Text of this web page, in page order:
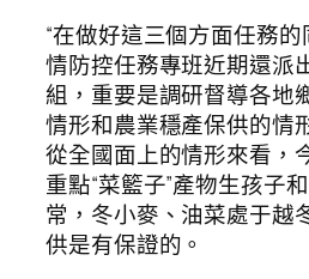
“在做好這三個方面任務
情防控任務專班近期還派
組，重要是調研督導各地
情形和農業穩產保供的情
從全國面上的情形來看，
重點“菜籃子”產物生孩子
常，冬小麥、油菜處于越
供是有保證的。